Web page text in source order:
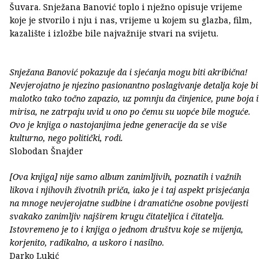
Šuvara. Snježana Banović toplo i nježno opisuje vrijeme
koje je stvorilo i nju i nas, vrijeme u kojem su glazba, film,
kazalište i izložbe bile najvažnije stvari na svijetu.
Snježana Banović pokazuje da i sjećanja mogu biti akribična!
Nevjerojatno je njezino pasionantno poslagivanje detalja koje bi
malotko tako točno zapazio, uz pomnju da činjenice, pune boja i
mirisa, ne zatrpaju uvid u ono po čemu su uopće bile moguće.
Ovo je knjiga o nastojanjima jedne generacije da se više
kulturno, nego politički, rodi.
Slobodan Šnajder
[Ova knjiga] nije samo album zanimljivih, poznatih i važnih
likova i njihovih životnih priča, iako je i taj aspekt prisjećanja
na mnoge nevjerojatne sudbine i dramatične osobne povijesti
svakako zanimljiv najširem krugu čitateljica i čitatelja.
Istovremeno je to i knjiga o jednom društvu koje se mijenja,
korjenito, radikalno, a uskoro i nasilno.
Darko Lukić